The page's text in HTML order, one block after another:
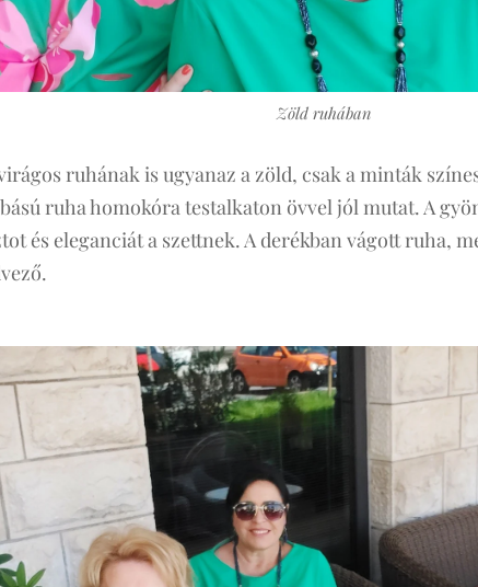
Zöld ruhában
ruhának is ugyanaz a zöld, csak a minták
ruha homokóra testalkaton övvel jól mutat. A
és eleganciát a szettnek. A derékban vágott ruha,